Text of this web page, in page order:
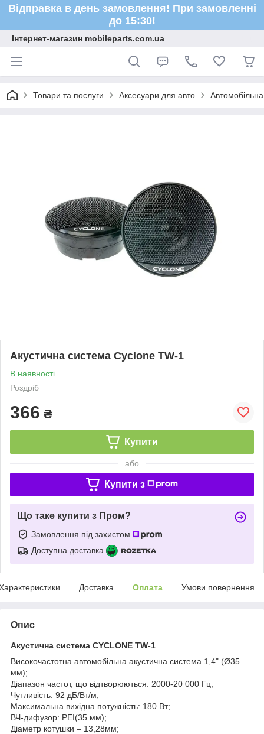
Відправка в день замовлення! При замовленні
до 15:30!
Інтернет-магазин mobileparts.com.ua
Товари та послуги Аксесуари для авто
Акустична система Cyclone TW-1
В наявності
Роздріб
366 ₴
Купити
або
Купити з
Що таке купити з Пром?
Замовлення під захистом
Доступна доставка
Доставка Оплата Умови повернення
Опис
Акустична система CYCLONE TW-1
Високочастотна автомобільна акустична система 1,4" (Ø35
мм);
Діапазон частот, що відтворюються: 2000-20 000 Гц;
Чутливість: 92 дБ/Вт/м;
Максимальна вихідна потужність: 180 Вт;
ВЧ-дифузор: PEI(35 мм);
Діаметр котушки – 13,28мм;